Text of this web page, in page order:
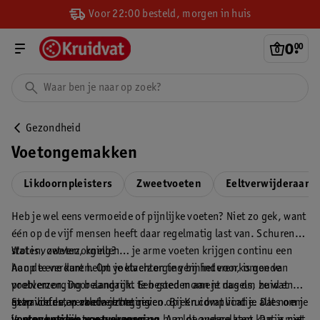
Voor 22:00 besteld, morgen in huis
0.
00
Gezondheid
Voetongemakken
Likdoornpleisters Zweetvoeten Eeltverwijderaars
Heb je wel eens vermoeide of pijnlijke voeten? Niet zo gek, want
één op de vijf mensen heeft daar regelmatig last van. Schuren,
stoten, zweten, knellen… je arme voeten krijgen continu een
hoop te verduren. Om je klachten te verminderen, is goede
voetverzorging belangrijk. Een goed moment dus om ze wat
extra liefde en aandacht te geven. Bij Kruidvat vind je alles om je
Wat is voetverzorging?
Aan de ene kant helpt voetverzorging bij het voorkomen van
problemen. Door aandacht te besteden aan je nagels, huid en
gewrichten, verklein je het risico op een complicatie. Dat noem
Stap voor stap voetverzorging